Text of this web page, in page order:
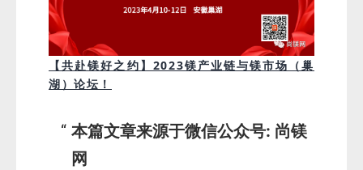
【共赴镁好之约】2023镁产业链与镁市场（巢
湖）论坛！
本篇文章来源于微信公众号: 尚镁
网